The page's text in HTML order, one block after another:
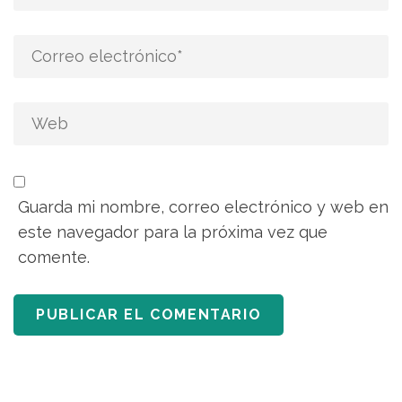
Guarda mi nombre, correo electrónico y web en
este navegador para la próxima vez que
comente.